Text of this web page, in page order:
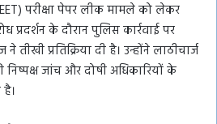
परीक्षा पेपर लीक मामले को लेकर
प्रदर्शन के दौरान पुलिस कार्रवाई पर
तीखी प्रतिक्रिया दी है। उन्होंने लाठीचार्ज
जांच और दोषी अधिकारियों के